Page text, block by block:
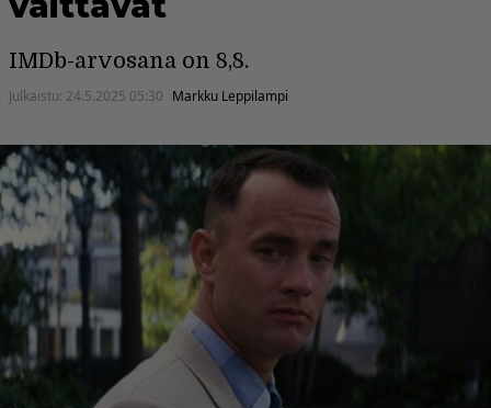
IMDb-arvosana on 8,8.
Julkaistu: 24.5.2025 05:30 Markku Leppilampi